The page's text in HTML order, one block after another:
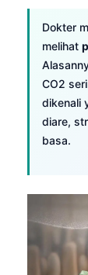
Dokter
melihat
CO2
dikenali
diare,
basa.